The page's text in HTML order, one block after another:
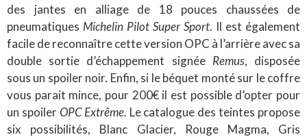
des jantes en alliage de 18 pouces chaussées de
pneumatiques Michelin Pilot Super Sport. Il est également
facile de reconnaître cette version OPC à l’arrière avec sa
double sortie d’échappement signée Remus, disposée
sous un spoiler noir. Enfin, si le béquet monté sur le coffre
vous parait mince, pour 200€ il est possible d’opter pour
un spoilerOPC Extrême. Le catalogue des teintes propose
six possibilités, Blanc Glacier, Rouge Magma, Gris